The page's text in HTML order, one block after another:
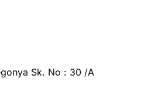
Sk. No : 30 /A